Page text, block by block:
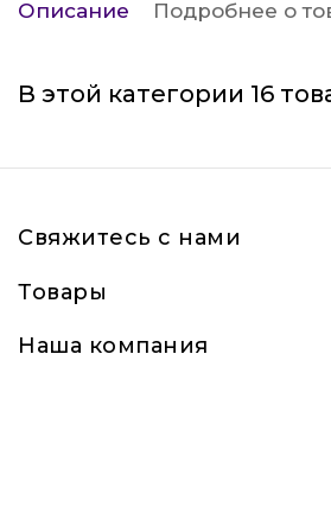
Описание Подробнее о
В этой категории 16
Свяжитесь с нами
Товары
Наша компания